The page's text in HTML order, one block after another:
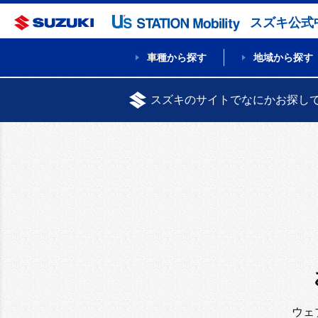
スズキ公式
車種から探す 地域から探す
スズキのサイトでなにかお探し
ウェ